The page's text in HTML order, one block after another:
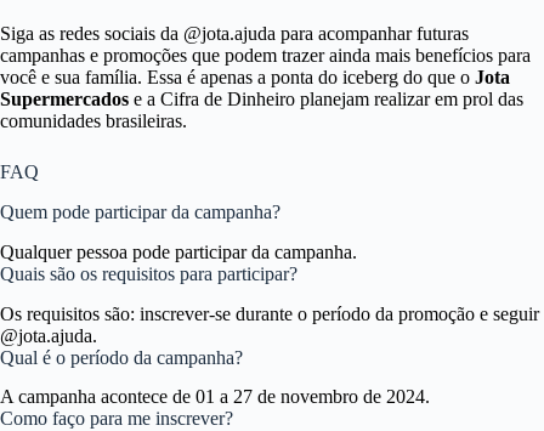
Siga as redes sociais da @jota.ajuda para acompanhar futuras
campanhas e promoções que podem trazer ainda mais benefícios para
você e sua família. Essa é apenas a ponta do iceberg do que o Jota
Supermercados e a Cifra de Dinheiro planejam realizar em prol das
comunidades brasileiras.
FAQ
Quem pode participar da campanha?
Qualquer pessoa pode participar da campanha.
Quais são os requisitos para participar?
Os requisitos são: inscrever-se durante o período da promoção e seguir
@jota.ajuda.
Qual é o período da campanha?
A campanha acontece de 01 a 27 de novembro de 2024.
Como faço para me inscrever?